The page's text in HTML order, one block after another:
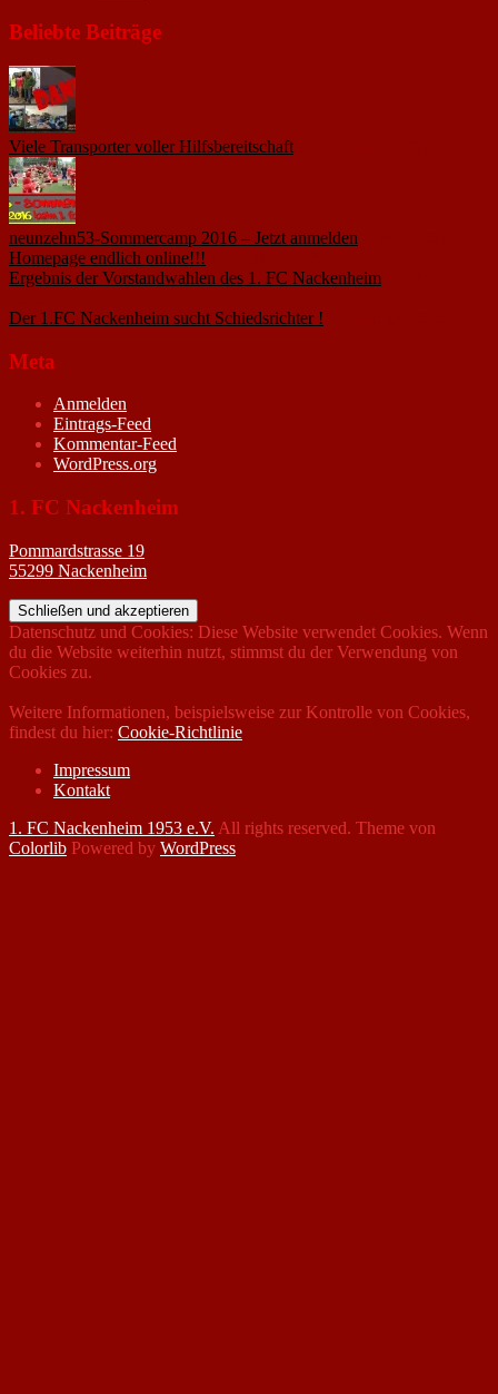
Beliebte Beiträge
Viele Transporter voller Hilfsbereitschaft
neunzehn53-Sommercamp 2016 – Jetzt anmelden
Homepage endlich online!!!
Ergebnis der Vorstandwahlen des 1. FC Nackenheim
Der 1.FC Nackenheim sucht Schiedsrichter !
Meta
Anmelden
Eintrags-Feed
Kommentar-Feed
WordPress.org
1. FC Nackenheim
Pommardstrasse 19
55299 Nackenheim
Datenschutz und Cookies: Diese Website verwendet Cookies. Wenn
du die Website weiterhin nutzt, stimmst du der Verwendung von
Cookies zu.
Weitere Informationen, beispielsweise zur Kontrolle von Cookies,
findest du hier: Cookie-Richtlinie
Impressum
Kontakt
1. FC Nackenheim 1953 e.V. All rights reserved. Theme von
Colorlib Powered by WordPress